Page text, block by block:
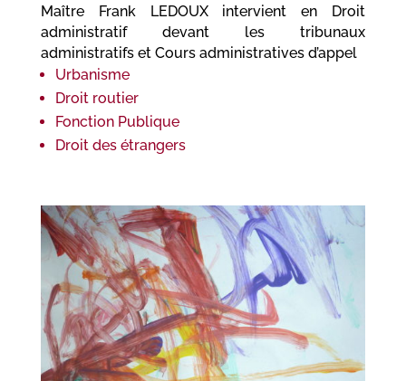
Maître Frank LEDOUX intervient en Droit
administratif devant les tribunaux
administratifs et Cours administratives d’appel
Urbanisme
Droit routier
Fonction Publique
Droit des étrangers